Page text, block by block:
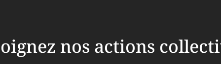
nos actions